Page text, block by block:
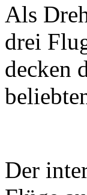
Als
drei
decken
Der